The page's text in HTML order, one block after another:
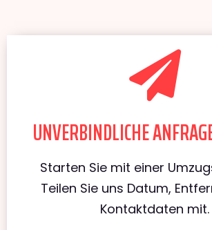
UNVERBINDLICHE
Starten Sie mit einer
Teilen Sie uns Datum,
Kontaktdaten mit.